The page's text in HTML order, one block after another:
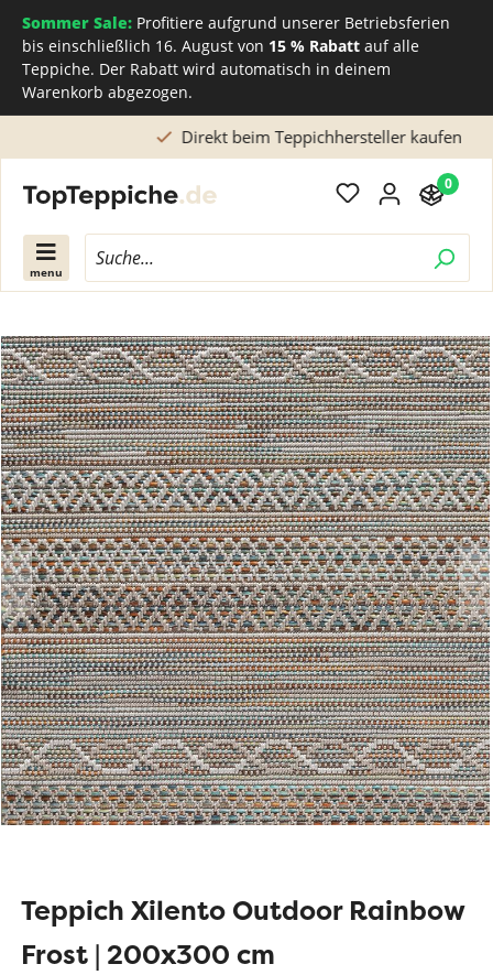
Sommer Sale: Profitiere aufgrund unserer Betriebsferien
bis einschließlich 16. August von 15 % Rabatt auf alle
Teppiche. Der Rabatt wird automatisch in deinem
Warenkorb abgezogen.
Direkt beim Teppichhersteller kaufen
menu
0
Teppich Xilento Outdoor Rainbow
Frost | 200x300 cm